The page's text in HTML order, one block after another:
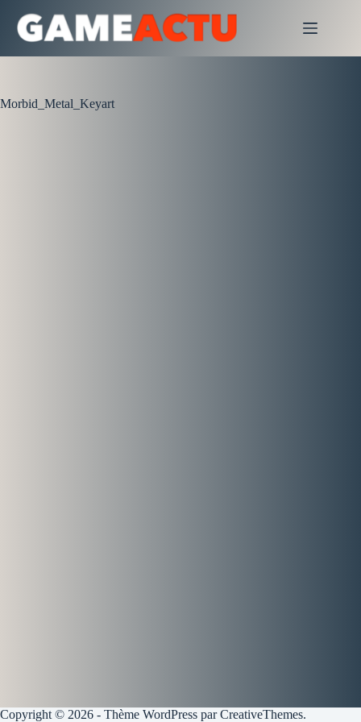
contenu
Morbid_Metal_Keyart
Copyright © 2026 - Thème WordPress parCreativeThemes.